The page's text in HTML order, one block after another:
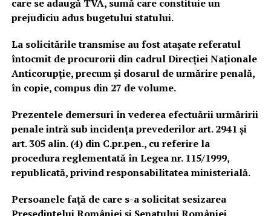
care se adaugă TVA, sumă care constituie un
prejudiciu adus bugetului statului.
La solicitările transmise au fost atașate referatul
întocmit de procurorii din cadrul Direcției Naționale
Anticorupție, precum și dosarul de urmărire penală,
în copie, compus din 27 de volume.
Prezentele demersuri în vederea efectuării urmăririi
penale intră sub incidența prevederilor art. 2941 și
art. 305 alin. (4) din C.pr.pen., cu referire la
procedura reglementată în Legea nr. 115/1999,
republicată, privind responsabilitatea ministerială.
Persoanele față de care s-a solicitat sesizarea